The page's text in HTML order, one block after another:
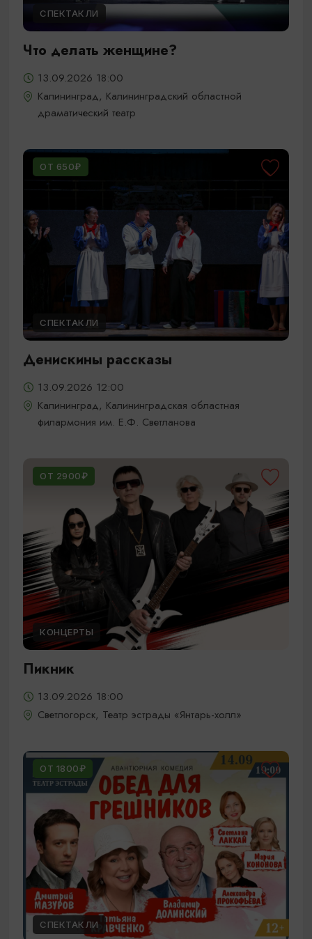
СПЕКТАКЛИ
Что делать женщине?
13.09.2026 18:00
Калининград, Калининградский областной
драматический театр
ОТ 650₽
СПЕКТАКЛИ
Денискины рассказы
13.09.2026 12:00
Калининград, Калининградская областная
филармония им. Е.Ф. Светланова
ОТ 2900₽
КОНЦЕРТЫ
Пикник
13.09.2026 18:00
Светлогорск, Театр эстрады «Янтарь-холл»
ОТ 1800₽
СПЕКТАКЛИ